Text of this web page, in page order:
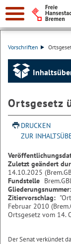
Vorschriften
Ortsgesetz
DRUCKEN
ZUR
Zuletzt geändert
14.10.2025
Fundstelle
Gliederungsnummer:
Zitiervorschlag:
Februar 2010
Ortsgesetz vom 14.
Der Senat verkündet